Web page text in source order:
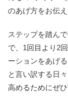
のあげ方をお伝え
ステップを踏ん
で、1回目より2
ーションをあげ
と言い訳する日
高めるためにぜ